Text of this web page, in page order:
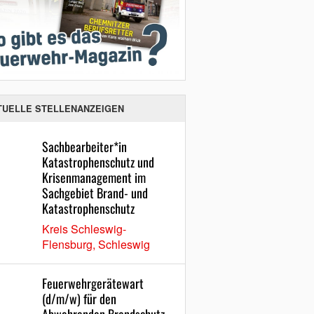
STELLENANZEIGEN
Sachbearbeiter*in
Katastrophenschutz und
Krisenmanagement im
Sachgebiet Brand- und
Katastrophenschutz
Kreis Schleswig-
Flensburg, Schleswig
Feuerwehrgerätewart
(d/m/w) für den